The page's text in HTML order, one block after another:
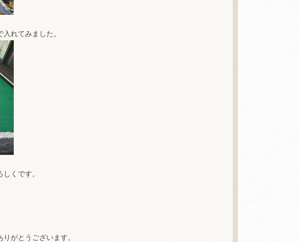
れてみました。
くです。
がとうございます。